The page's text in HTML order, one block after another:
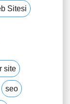
Sitesi
site
seo